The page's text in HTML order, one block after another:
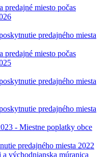
predajné miesto počas
predajného miesta
predajné miesto počas
predajného miesta
predajného miesta
- Miestne poplatky obce
predajného miesta 2022
východnianska múranica